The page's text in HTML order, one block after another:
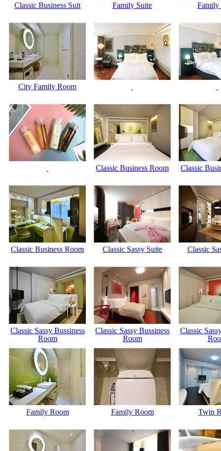
Classic Business Suit Family Suite Family
City Family Room
Classic Business Room Classic
Classic Business Room Classic Sassy Suite Classic
Classic Sassy Bussiness
Room
Classic Sassy Bussiness
Room
Classic
Family Room Family Room Twin